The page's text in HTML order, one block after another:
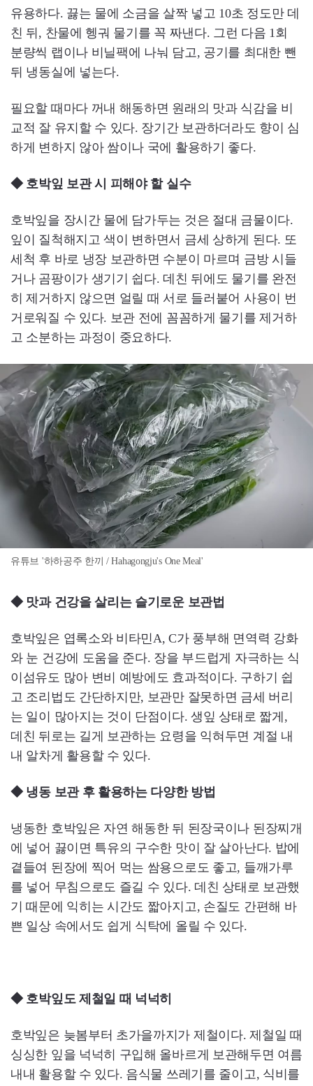
유용하다. 끓는 물에 소금을 살짝 넣고 10초 정도만 데
친 뒤, 찬물에 헹궈 물기를 꼭 짜낸다. 그런 다음 1회
분량씩 랩이나 비닐팩에 나눠 담고, 공기를 최대한 뺀
뒤 냉동실에 넣는다.
필요할 때마다 꺼내 해동하면 원래의 맛과 식감을 비
교적 잘 유지할 수 있다. 장기간 보관하더라도 향이 심
하게 변하지 않아 쌈이나 국에 활용하기 좋다.
◆ 호박잎 보관 시 피해야 할 실수
호박잎을 장시간 물에 담가두는 것은 절대 금물이다.
잎이 질척해지고 색이 변하면서 금세 상하게 된다. 또
세척 후 바로 냉장 보관하면 수분이 마르며 금방 시들
거나 곰팡이가 생기기 쉽다. 데친 뒤에도 물기를 완전
히 제거하지 않으면 얼릴 때 서로 들러붙어 사용이 번
거로워질 수 있다. 보관 전에 꼼꼼하게 물기를 제거하
고 소분하는 과정이 중요하다.
유튜브 '하하공주 한끼 / Hahagongju's One Meal'
◆ 맛과 건강을 살리는 슬기로운 보관법
호박잎은 엽록소와 비타민A, C가 풍부해 면역력 강화
와 눈 건강에 도움을 준다. 장을 부드럽게 자극하는 식
이섬유도 많아 변비 예방에도 효과적이다. 구하기 쉽
고 조리법도 간단하지만, 보관만 잘못하면 금세 버리
는 일이 많아지는 것이 단점이다. 생잎 상태로 짧게,
데친 뒤로는 길게 보관하는 요령을 익혀두면 계절 내
내 알차게 활용할 수 있다.
◆ 냉동 보관 후 활용하는 다양한 방법
냉동한 호박잎은 자연 해동한 뒤 된장국이나 된장찌개
에 넣어 끓이면 특유의 구수한 맛이 잘 살아난다. 밥에
곁들여 된장에 찍어 먹는 쌈용으로도 좋고, 들깨가루
를 넣어 무침으로도 즐길 수 있다. 데친 상태로 보관했
기 때문에 익히는 시간도 짧아지고, 손질도 간편해 바
쁜 일상 속에서도 쉽게 식탁에 올릴 수 있다.
◆ 호박잎도 제철일 때 넉넉히
호박잎은 늦봄부터 초가을까지가 제철이다. 제철일 때
싱싱한 잎을 넉넉히 구입해 올바르게 보관해두면 여름
내내 활용할 수 있다. 음식물 쓰레기를 줄이고, 식비를